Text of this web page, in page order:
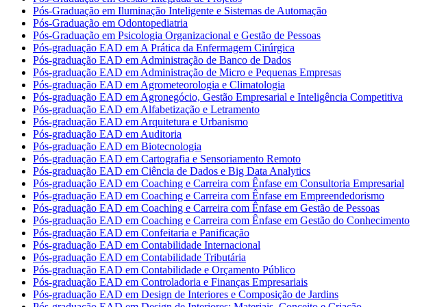
Pós-Graduação em Iluminação Inteligente e Sistemas de Automação
Pós-Graduação em Odontopediatria
Pós-Graduação em Psicologia Organizacional e Gestão de Pessoas
Pós-graduação EAD em A Prática da Enfermagem Cirúrgica
Pós-graduação EAD em Administração de Banco de Dados
Pós-graduação EAD em Administração de Micro e Pequenas Empresas
Pós-graduação EAD em Agrometeorologia e Climatologia
Pós-graduação EAD em Agronegócio, Gestão Empresarial e Inteligência Competitiva
Pós-graduação EAD em Alfabetização e Letramento
Pós-graduação EAD em Arquitetura e Urbanismo
Pós-graduação EAD em Auditoria
Pós-graduação EAD em Biotecnologia
Pós-graduação EAD em Cartografia e Sensoriamento Remoto
Pós-graduação EAD em Ciência de Dados e Big Data Analytics
Pós-graduação EAD em Coaching e Carreira com Ênfase em Consultoria Empresarial
Pós-graduação EAD em Coaching e Carreira com Ênfase em Empreendedorismo
Pós-graduação EAD em Coaching e Carreira com Ênfase em Gestão de Pessoas
Pós-graduação EAD em Coaching e Carreira com Ênfase em Gestão do Conhecimento
Pós-graduação EAD em Confeitaria e Panificação
Pós-graduação EAD em Contabilidade Internacional
Pós-graduação EAD em Contabilidade Tributária
Pós-graduação EAD em Contabilidade e Orçamento Público
Pós-graduação EAD em Controladoria e Finanças Empresariais
Pós-graduação EAD em Design de Interiores e Composição de Jardins